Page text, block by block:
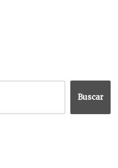
Buscar